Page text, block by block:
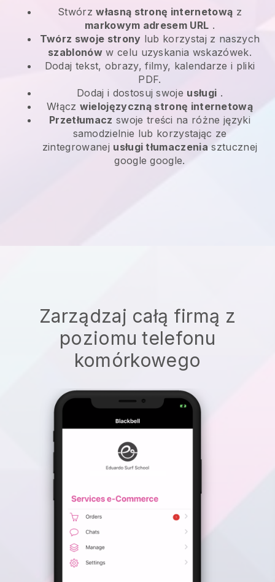
Stwórzwłasną stronę internetową z
markowym adresem URL .
Twórz swoje strony lub korzystaj z naszych
szablonóww celu uzyskania wskazówek.
Dodaj tekst, obrazy, filmy, kalendarze i pliki
PDF.
Dodaj i dostosuj swoje usługi .
Włącz wielojęzyczną stronę internetową
Przetłumacz swoje treści na różne języki
samodzielnie lub korzystając ze
zintegrowanej usługi tłumaczenia sztucznej
google google.
Zarządzaj całą firmą z
poziomu telefonu
komórkowego